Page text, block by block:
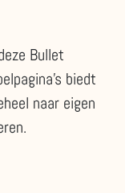
Bullet
biedt
naar eigen